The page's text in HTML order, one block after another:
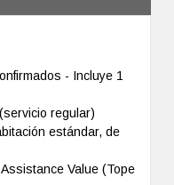
- Incluye 1
regular)
estándar, de
Value (Tope